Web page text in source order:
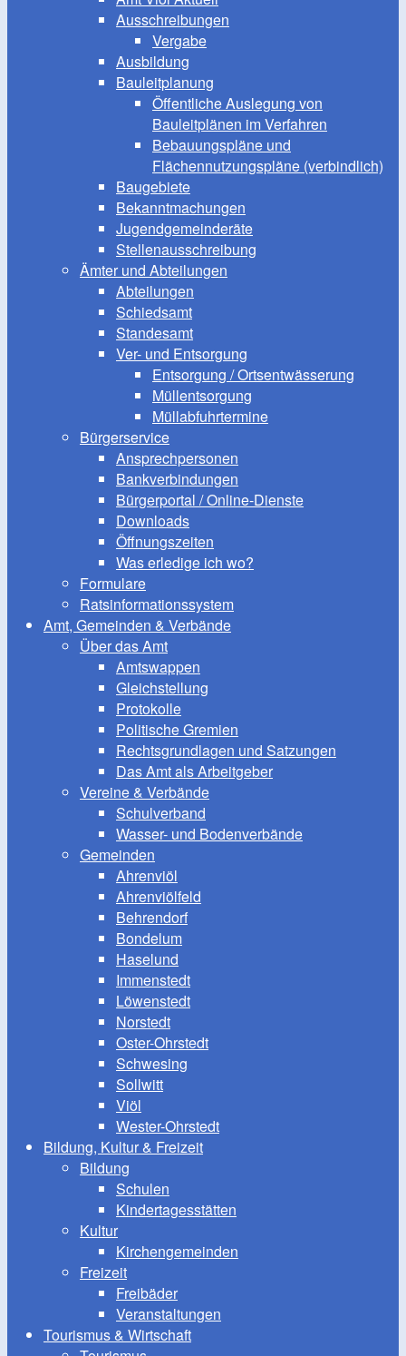
Ausschreibungen
Vergabe
Ausbildung
Bauleitplanung
Öffentliche Auslegung von
Bauleitplänen im Verfahren
Bebauungspläne und
Flächennutzungspläne (verbindlich)
Baugebiete
Bekanntmachungen
Jugendgemeinderäte
Stellenausschreibung
Ämter und Abteilungen
Abteilungen
Schiedsamt
Standesamt
Ver- und Entsorgung
Entsorgung / Ortsentwässerung
Müllentsorgung
Müllabfuhrtermine
Bürgerservice
Ansprechpersonen
Bankverbindungen
Bürgerportal / Online-Dienste
Downloads
Öffnungszeiten
Was erledige ich wo?
Formulare
Ratsinformationssystem
Amt, Gemeinden & Verbände
Über das Amt
Amtswappen
Gleichstellung
Protokolle
Politische Gremien
Rechtsgrundlagen und Satzungen
Das Amt als Arbeitgeber
Vereine & Verbände
Schulverband
Wasser- und Bodenverbände
Gemeinden
Ahrenviöl
Ahrenviölfeld
Behrendorf
Bondelum
Haselund
Immenstedt
Löwenstedt
Norstedt
Oster-Ohrstedt
Schwesing
Sollwitt
Viöl
Wester-Ohrstedt
Bildung, Kultur & Freizeit
Bildung
Schulen
Kindertagesstätten
Kultur
Kirchengemeinden
Freizeit
Freibäder
Veranstaltungen
Tourismus & Wirtschaft